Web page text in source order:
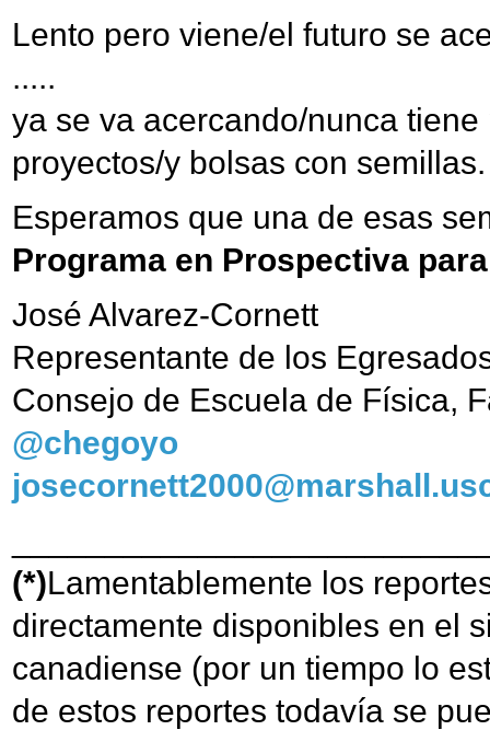
Lento pero viene/el futuro se
.....
ya se va acercando/nunca
proyectos/y bolsas con semillas.
Esperamos que una de esas
Programa en Prospectiva
José Alvarez-Cornett
Representante de los
Consejo de Escuela de Física,
@chegoyo
(*)Lamentablemente los
directamente disponibles en el
canadiense (por un tiempo lo
de estos reportes todavía se